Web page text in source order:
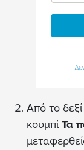
Από το
κουμπί Τα